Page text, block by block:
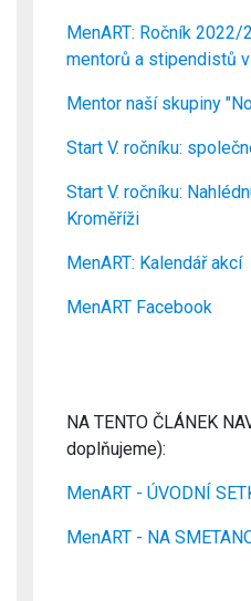
MenART: Ročník
mentorů a stipendistů
Mentor naší skupiny
Start V. ročníku:
Start V. ročníku:
Kroměříži
MenART: Kalendář akcí
MenART Facebook
NA TENTO ČLÁNEK
doplňujeme):
MenART - ÚVODNÍ
MenART - NA